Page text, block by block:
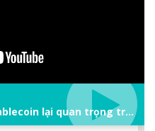
Stablecoin là gì? Tại sao stablecoin lại quan trọng trong thị trường crypto? | Phổ cập Blockchain